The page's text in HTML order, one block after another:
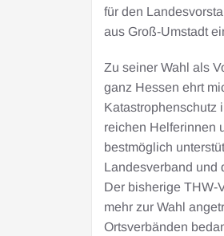
für den
aus Groß-Umstadt
Zu seiner Wahl als
ganz Hessen ehrt
Katastrophenschutz
reichen Helferinnen
bestmöglich
Landesverband und
Der bisherige THW-
mehr zur Wahl
Ortsverbänden